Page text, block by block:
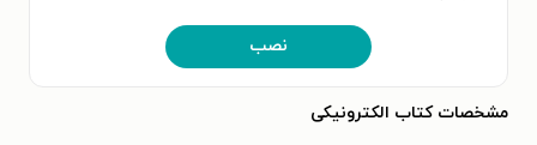
نصب
مشخصات کتاب الکترونیکی